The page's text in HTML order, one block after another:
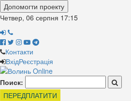
Допомогти проекту
Четвер, 06 серпня 17:15
Контакти
ВхідРеєстрація
Поиск:
ПЕРЕДПЛАТИТИ